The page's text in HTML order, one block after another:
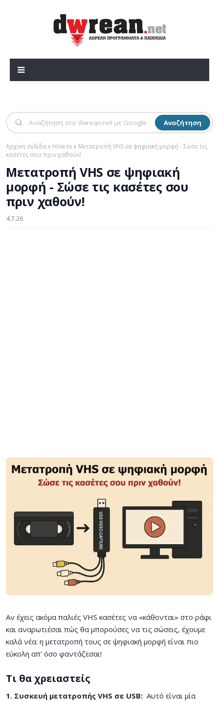
Αναζήτηση
Αρχική σελίδα How to
Μετατροπή VHS σε ψηφιακή μορφή - Σώσε τις
κασέτες σου πριν χαθούν!
Μετατροπή VHS σε ψηφιακή
μορφή - Σώσε τις κασέτες σου
πριν χαθούν!
4.7.26
Αν έχεις ακόμα παλιές VHS κασέτες να «κάθονται» στο ράφι
και αναρωτιέσαι πώς θα μπορούσες να τις σώσεις, έχουμε
καλά νέα: η μετατροπή τους σε ψηφιακή μορφή είναι πιο
εύκολη απ’ όσο φαντάζεσαι!
Τι θα χρειαστείς
1. Συσκευή μετατροπής VHS σε USB: Αυτό είναι μία